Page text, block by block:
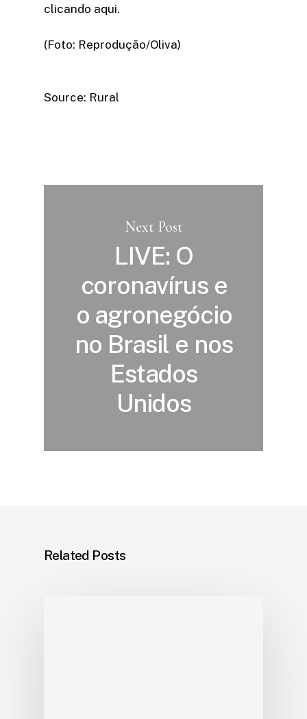
clicando aqui.
(Foto: Reprodução/Oliva)
Source: Rural
Next Post
LIVE: O
coronavírus e
o agronegócio
no Brasil e nos
Estados
Unidos
Related Posts